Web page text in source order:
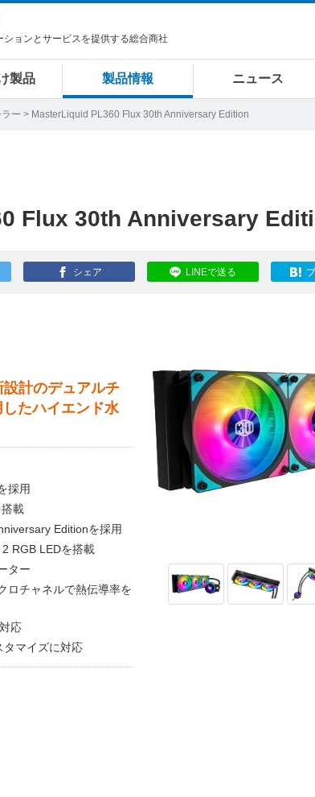
ションとサービスを提供する総合商社
製品 製品情報 ニュース
ー > MasterLiquid PL360 Flux 30th Anniversary Edition
Flux 30th Anniversary
シェア LINEで送る
計のデュアルチ
たハイエンド水
採用
載
Editionを採用
RGB LEDを搭載
ター
ロチャネルで熱伝導率を
応
タマイズに対応